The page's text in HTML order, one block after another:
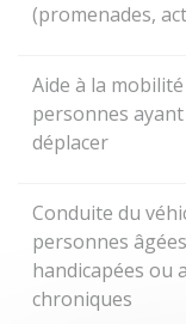
(promenades,
Aide à la
personnes
déplacer
Conduite du
personnes
handicapées ou
chroniques